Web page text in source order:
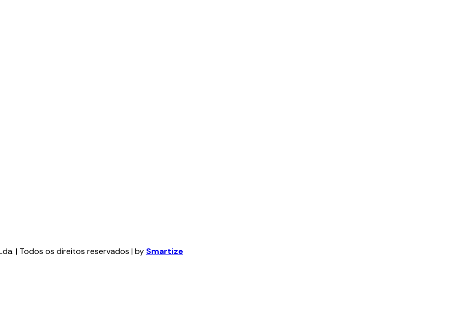
| Todos os direitos reservados | by Smartize